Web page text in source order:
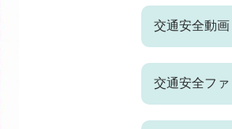
交通安全動画
交通安全フ